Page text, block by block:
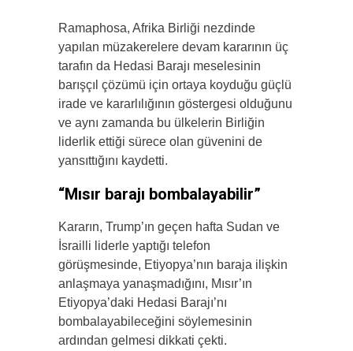
Ramaphosa, Afrika Birliği nezdinde
yapılan müzakerelere devam kararının üç
tarafın da Hedasi Barajı meselesinin
barışçıl çözümü için ortaya koyduğu güçlü
irade ve kararlılığının göstergesi olduğunu
ve aynı zamanda bu ülkelerin Birliğin
liderlik ettiği sürece olan güvenini de
yansıttığını kaydetti.
“Mısır barajı bombalayabilir”
Kararın, Trump’ın geçen hafta Sudan ve
İsrailli liderle yaptığı telefon
görüşmesinde, Etiyopya’nın baraja ilişkin
anlaşmaya yanaşmadığını, Mısır’ın
Etiyopya’daki Hedasi Barajı’nı
bombalayabileceğini söylemesinin
ardından gelmesi dikkati çekti.